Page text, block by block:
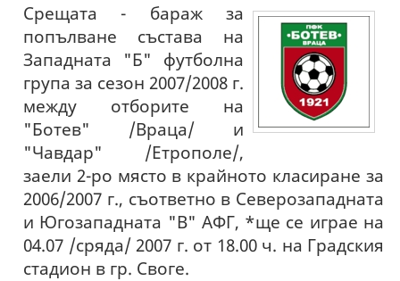
Срещата - бараж за
попълване състава на
Западната "Б" футболна
група за сезон 2007/2008 г.
между отборите на
"Ботев" /Враца/ и
"Чавдар" /Етрополе/,
заели 2-ро място в крайното класиране за
2006/2007 г., съответно в Северозападната
и Югозападната "В" АФГ, *ще се играе на
04.07 /сряда/ 2007 г. от 18.00 ч. на Градския
стадион в гр. Своге.